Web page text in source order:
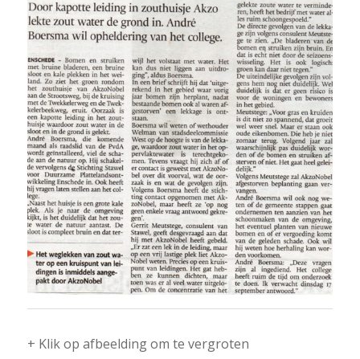
+ Klik op afbeelding om te vergroten